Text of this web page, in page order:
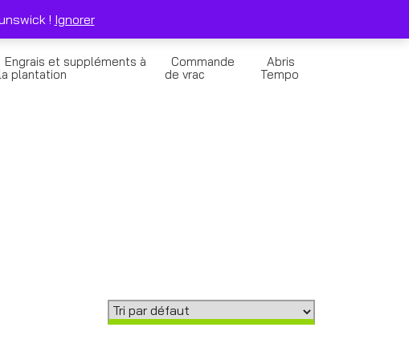
Solde de la Carte Cadeau
Engrais et suppléments à
plantation
Commande
de vrac
Abris
Tempo
! Ignorer